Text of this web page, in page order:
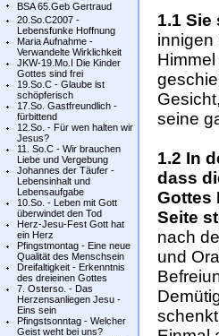
BSA 65.Geb Gertraud
20.So.C2007 -
Lebensfunke Hoffnung
Maria Aufnahme -
Verwandelte Wirklichkeit
JKW-19.Mo.I Die Kinder
Gottes sind frei
19.So.C - Glaube ist
schöpferisch
17.So. Gastfreundlich -
fürbittend
12.So. - Für wen halten wir
Jesus?
11. So.C - Wir brauchen
Liebe und Vergebung
Johannes der Täufer -
Lebensinhalt und
Lebensaufgabe
10.So. - Leben mit Gott
überwindet den Tod
Herz-Jesu-Fest Gott hat
ein Herz
Pfingstmontag - Eine neue
Qualität des Menschsein
Dreifaltigkeit - Erkenntnis
des dreieinen Gottes
7. Osterso. - Das
Herzensanliegen Jesu -
Eins sein
Pfingstsonntag - Welcher
Geist weht bei uns?
1.1
innigen
seine
1.2 In
dass
Gottes
Seite
nach
und